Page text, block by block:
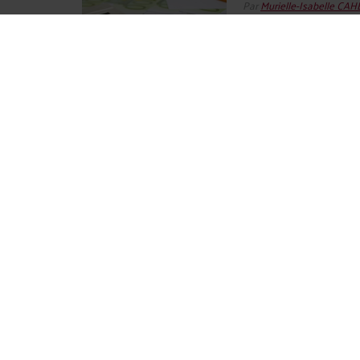
Par Murielle-Isabelle